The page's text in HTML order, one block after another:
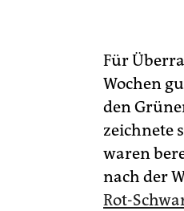
Für
Wochen
den
zeichnete
waren
nach der
Rot-